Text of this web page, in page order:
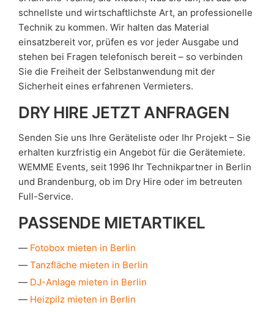
schnellste und wirtschaftlichste Art, an professionelle
Technik zu kommen. Wir halten das Material
einsatzbereit vor, prüfen es vor jeder Ausgabe und
stehen bei Fragen telefonisch bereit – so verbinden
Sie die Freiheit der Selbstanwendung mit der
Sicherheit eines erfahrenen Vermieters.
DRY HIRE JETZT ANFRAGEN
Senden Sie uns Ihre Geräteliste oder Ihr Projekt – Sie
erhalten kurzfristig ein Angebot für die Gerätemiete.
WEMME Events, seit 1996 Ihr Technikpartner in Berlin
und Brandenburg, ob im Dry Hire oder im betreuten
Full-Service.
PASSENDE MIETARTIKEL
Fotobox mieten in Berlin
Tanzfläche mieten in Berlin
DJ-Anlage mieten in Berlin
Heizpilz mieten in Berlin